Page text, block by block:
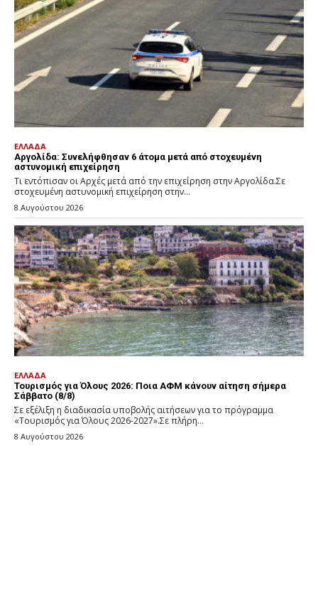
ΕΛΛΑΔΑ
Αργολίδα: Συνελήφθησαν 6 άτομα μετά από στοχευμένη
αστυνομική επιχείρηση
Τι εντόπισαν οι Αρχές μετά από την επιχείρηση στην Αργολίδα.Σε
στοχευμένη αστυνομική επιχείρηση στην...
8 Αυγούστου 2026
ΕΛΛΑΔΑ
Τουρισμός για Όλους 2026: Ποια ΑΦΜ κάνουν αίτηση σήμερα
Σάββατο (8/8)
Σε εξέλιξη η διαδικασία υποβολής αιτήσεων για το πρόγραμμα
«Τουρισμός για Όλους 2026-2027».Σε πλήρη...
8 Αυγούστου 2026